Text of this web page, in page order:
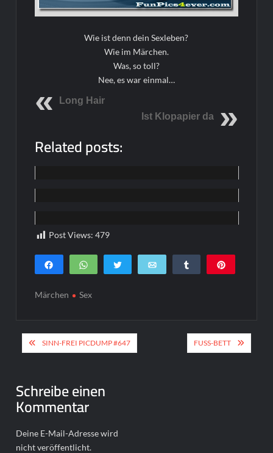
Wie ist denn dein Sexleben?
Wie im Märchen.
Was, so toll?
Nee, es war einmal…
Long Hair
Ist Klopapier da
Related posts:
Post Views: 479
Teilen WhatsApp Twittern E-Mail Teilen
Märchen Sex
Beitragsnavigation
SINN-FREI PICDUMP #647 FUSS-BETT
Schreibe einen
Kommentar
Deine E-Mail-Adresse wird
nicht veröffentlicht.